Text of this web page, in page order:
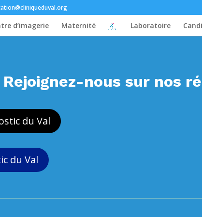
d’imagerie Maternité Laboratoire
Rejoignez-nous sur nos
du Val
du Val